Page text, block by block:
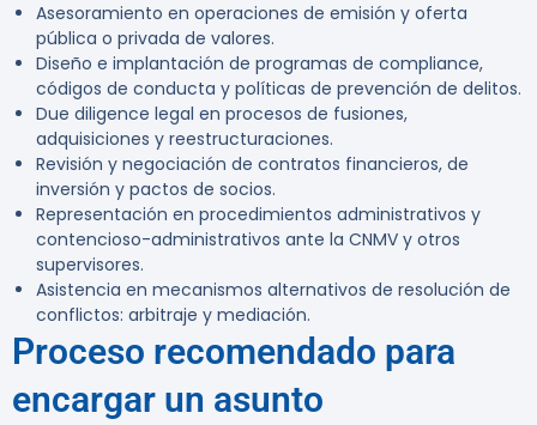
Asesoramiento en operaciones de emisión y oferta
pública o privada de valores.
Diseño e implantación de programas de compliance,
códigos de conducta y políticas de prevención de delitos.
Due diligence legal en procesos de fusiones,
adquisiciones y reestructuraciones.
Revisión y negociación de contratos financieros, de
inversión y pactos de socios.
Representación en procedimientos administrativos y
contencioso-administrativos ante la CNMV y otros
supervisores.
Asistencia en mecanismos alternativos de resolución de
conflictos: arbitraje y mediación.
Proceso recomendado para
encargar un asunto